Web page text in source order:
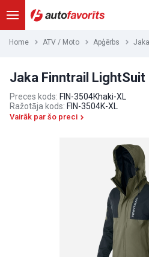
Home ATV / Moto Apģērbs
Jaka Finntrail LightSuit
Preces kods: FIN-3504Khaki-XL
Ražotāja kods: FIN-3504K-XL
Vairāk par šo preci